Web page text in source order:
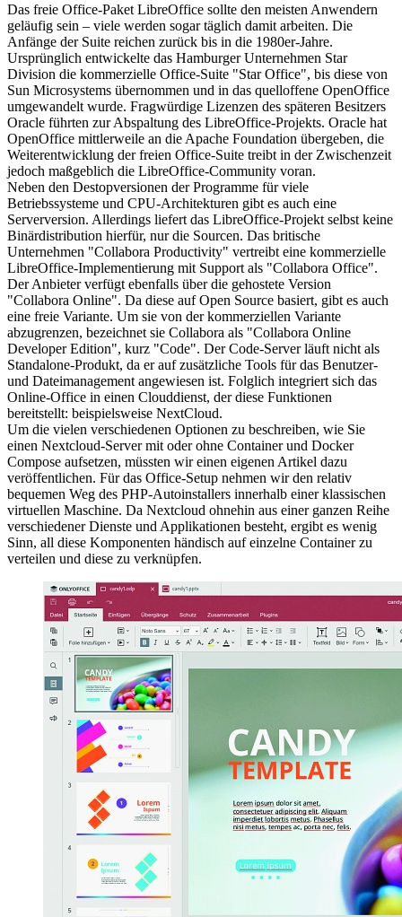
Das freie Office-Paket LibreOffice sollte den meisten Anwendern
geläufig sein – viele werden sogar täglich damit arbeiten. Die
Anfänge der Suite reichen zurück bis in die 1980er-Jahre.
Ursprünglich entwickelte das Hamburger Unternehmen Star
Division die kommerzielle Office-Suite "Star Office", bis diese von
Sun Microsystems übernommen und in das quelloffene OpenOffice
umgewandelt wurde. Fragwürdige Lizenzen des späteren Besitzers
Oracle führten zur Abspaltung des LibreOffice-Projekts. Oracle hat
OpenOffice mittlerweile an die Apache Foundation übergeben, die
Weiterentwicklung der freien Office-Suite treibt in der Zwischenzeit
jedoch maßgeblich die LibreOffice-Community voran.
Neben den Destopversionen der Programme für viele
Betriebssysteme und CPU-Architekturen gibt es auch eine
Serverversion. Allerdings liefert das LibreOffice-Projekt selbst keine
Binärdistribution hierfür, nur die Sourcen. Das britische
Unternehmen "Collabora Productivity" vertreibt eine kommerzielle
LibreOffice-Implementierung mit Support als "Collabora Office".
Der Anbieter verfügt ebenfalls über die gehostete Version
"Collabora Online". Da diese auf Open Source basiert, gibt es auch
eine freie Variante. Um sie von der kommerziellen Variante
abzugrenzen, bezeichnet sie Collabora als "Collabora Online
Developer Edition", kurz "Code". Der Code-Server läuft nicht als
Standalone-Produkt, da er auf zusätzliche Tools für das Benutzer-
und Dateimanagement angewiesen ist. Folglich integriert sich das
Online-Office in einen Clouddienst, der diese Funktionen
bereitstellt: beispielsweise NextCloud.
Um die vielen verschiedenen Optionen zu beschreiben, wie Sie
einen Nextcloud-Server mit oder ohne Container und Docker
Compose aufsetzen, müssten wir einen eigenen Artikel dazu
veröffentlichen. Für das Office-Setup nehmen wir den relativ
bequemen Weg des PHP-Autoinstallers innerhalb einer klassischen
virtuellen Maschine. Da Nextcloud ohnehin aus einer ganzen Reihe
verschiedener Dienste und Applikationen besteht, ergibt es wenig
Sinn, all diese Komponenten händisch auf einzelne Container zu
verteilen und diese zu verknüpfen.